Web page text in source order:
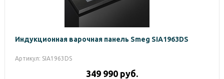
Индукционная варочная панель Smeg SIA1963DS
Артикул: SIA1963DS
349 990 руб.